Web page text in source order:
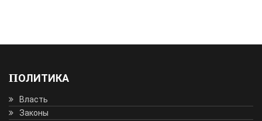
ПОЛИТИКА
Власть
Законы